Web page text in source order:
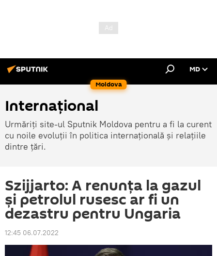
Moldova
MD
Internațional
Urmăriți site-ul Sputnik Moldova pentru a fi la curent
cu noile evoluții în politica internațională și relațiile
dintre țări.
Szijjarto: A renunța la gazul
și petrolul rusesc ar fi un
dezastru pentru Ungaria
12:45 06.07.2022